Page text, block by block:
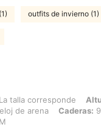
outfits de invierno (1)
corresponde, Altura: 160
La talla corresponde
de arena Caderas:
M